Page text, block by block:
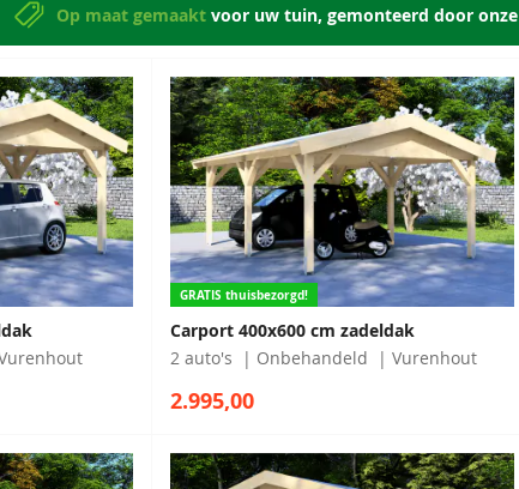
Op maat gemaaktvoor uw tuin, gemonteerd door onze
GRATIS thuisbezorgd!
Carport 400x600 cm zadeldak
2 auto's
Onbehandeld Vurenhout
2.995,00